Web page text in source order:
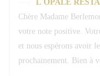
L'OPALE
Chère Madame
votre note positive.
et nous espérons avoir
prochainement. Bien à